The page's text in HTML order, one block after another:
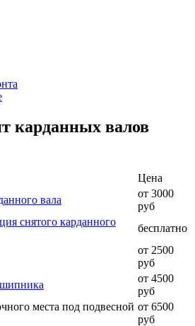
карданных валов
Цена
вала
от 3000
руб
снятого карданного
бесплатно
от 2500
руб
от 4500
руб
места под подвесной от 6500
руб